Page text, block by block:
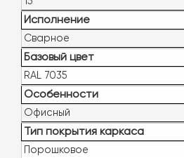
Исполнение
Сварное
Базовый цвет
RAL 7035
Особенности
Офисный
Тип покрытия каркаса
Порошковое